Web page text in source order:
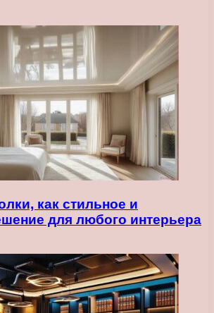
как стильное и
для любого интерьера